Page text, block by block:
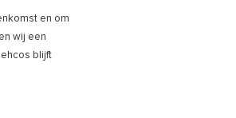
en om
wij een
blijft